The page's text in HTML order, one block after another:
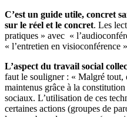
C’est un guide utile, concret
sur le réel et le concret. Les
pratiques » avec «
« l’entretien en visioconférence
L’aspect du travail social
faut le souligner : « Malgré tout,
maintenus grâce à la
sociaux. L’utilisation de ces
certaines actions (groupes de